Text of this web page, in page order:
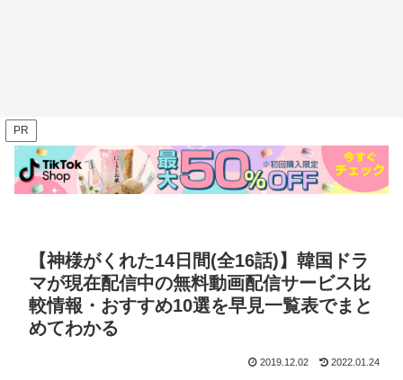
PR
【神様がくれた14日間(全16話)】韓国ドラ
マが現在配信中の無料動画配信サービス比
較情報・おすすめ10選を早見一覧表でまと
めてわかる
2019.12.02 2022.01.24